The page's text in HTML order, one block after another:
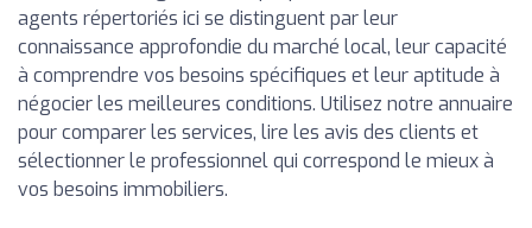
agents répertoriés ici se distinguent par leur
connaissance approfondie du marché local, leur capacité
à comprendre vos besoins spécifiques et leur aptitude à
négocier les meilleures conditions. Utilisez notre annuaire
pour comparer les services, lire les avis des clients et
sélectionner le professionnel qui correspond le mieux à
vos besoins immobiliers.